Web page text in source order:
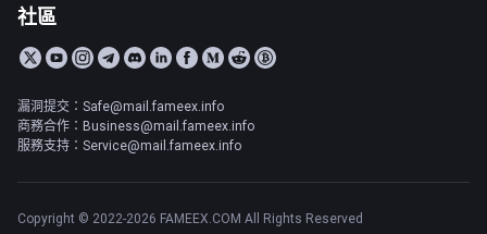
社區
漏洞提交：Safe@mail.fameex.info
商務合作：Business@mail.fameex.info
服務支持：Service@mail.fameex.info
Copyright © 2022-2026 FAMEEX.COM All Rights Reserved